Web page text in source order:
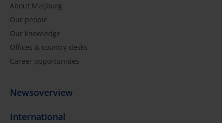
About Meijburg
Our people
Our knowledge
Offices & country desks
Career opportunities
Newsoverview
International